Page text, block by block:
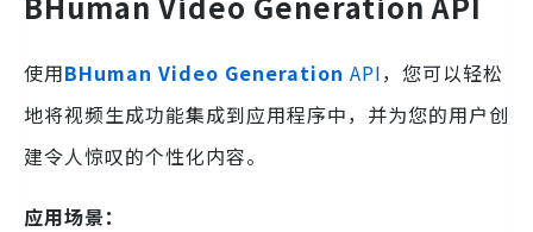
使用BHuman Video Generation API，您可以轻松
地将视频生成功能集成到应用程序中，并为您的用户创
建令人惊叹的个性化内容。
应用场景：